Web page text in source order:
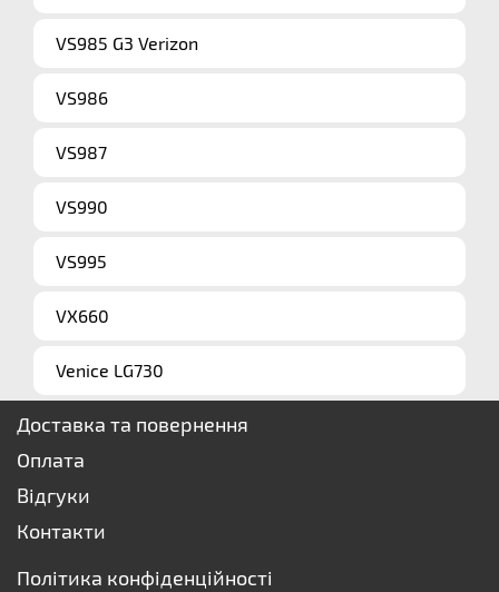
VS985 G3 Verizon
VS986
VS987
VS990
VS995
VX660
Venice LG730
Доставка та повернення
Оплата
Відгуки
Контакти
Політика конфіденційності